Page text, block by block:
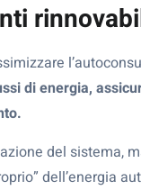
di energia,
del sistema,
dell’energia